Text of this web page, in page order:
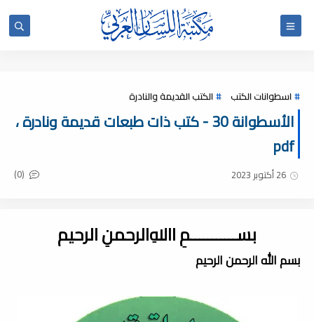
اسطوانات الكتب الكتب القديمة والنادرة
الأسطوانة 30 - كتب ذات طبعات قديمة ونادرة ،
pdf
26 أكتوبر 2023 (0)
بســـــــــــمِ اﷲِالرحمنِ الرحيم
بسم الله الرحمن الرحيم